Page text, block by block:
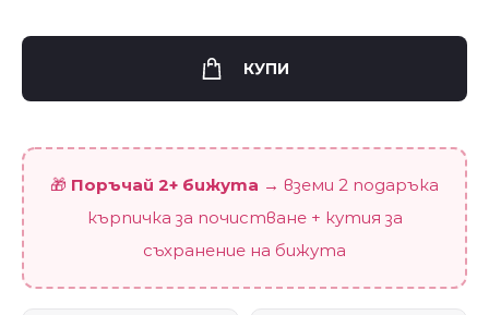
"Да
заедно"
КУПИ
🎁 Поръчай 2+ бижута → вземи 2 подаръка
кърпичка за почистване + кутия за
съхранение на бижута